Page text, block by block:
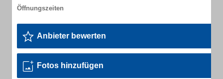
Anbieter bewerten
Fotos hinzufügen